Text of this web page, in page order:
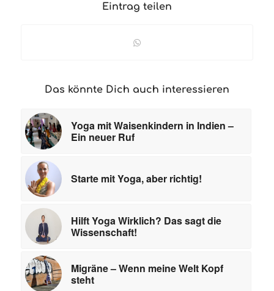
Eintrag teilen
Das könnte Dich auch interessieren
Yoga mit Waisenkindern in Indien –
Ein neuer Ruf
Starte mit Yoga, aber richtig!
Hilft Yoga Wirklich? Das sagt die
Wissenschaft!
Migräne – Wenn meine Welt Kopf
steht